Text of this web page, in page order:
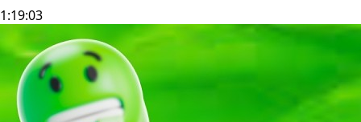
1:19:03